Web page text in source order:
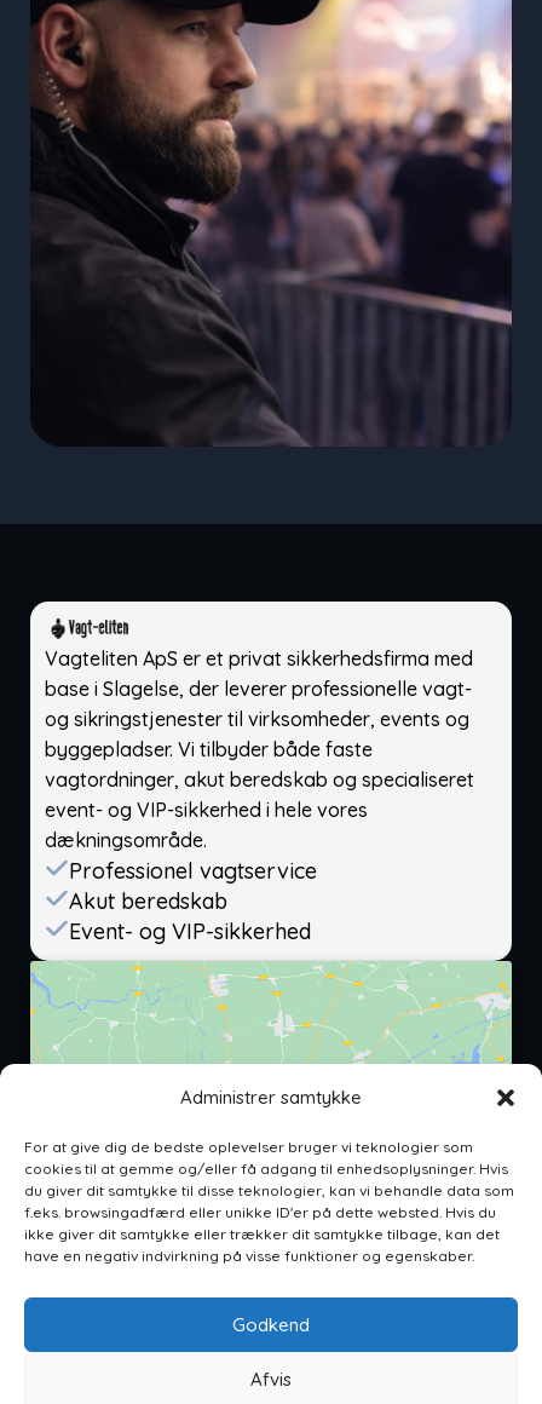
Administrer samtykke
For at give dig de bedste oplevelser bruger vi teknologier som
du giver dit samtykke til disse teknologier, kan vi behandle data som
f.eks. browsingadfærd eller unikke ID'er på dette websted. Hvis du
ikke giver dit samtykke eller trækker dit samtykke tilbage, kan det
have en negativ indvirkning på visse funktioner og egenskaber.
Vagteliten ApS er et privat sikkerhedsfirma med
base i Slagelse, der leverer professionelle vagt-
og sikringstjenester til virksomheder, events og
byggepladser. Vi tilbyder både faste
vagtordninger, akut beredskab og specialiseret
event- og VIP-sikkerhed i hele vores
dækningsområde.
Professionel vagtservice
Akut beredskab
Event- og VIP-sikkerhed
cookies og aktivere dette indhold
Ahornvænget 7, 4200 Slagelse, Danmark,4200